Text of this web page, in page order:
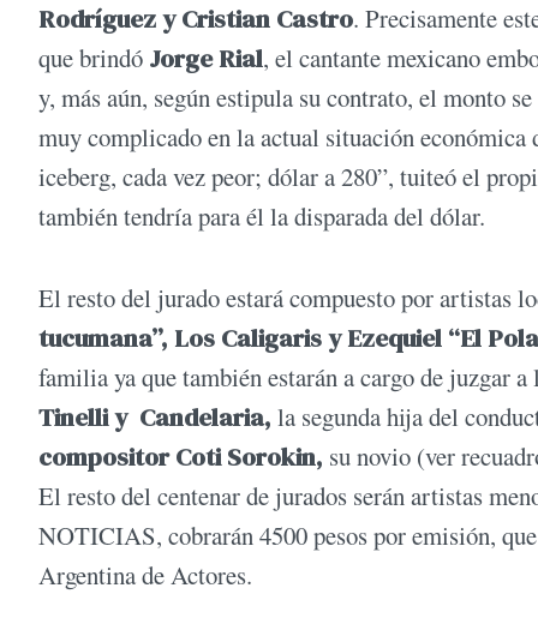
Rodríguez y Cristian Castro. Precisamente
que brindó Jorge Rial, el cantante mexicano
y, más aún, según estipula su contrato, el monto
muy complicado en la actual situación
iceberg, cada vez peor; dólar a 280”, tuiteó el
también tendría para él la disparada del dólar.
El resto del jurado estará compuesto por artistas
tucumana”, Los Caligaris y Ezequiel “El
familia ya que también estarán a cargo de
Tinelli y Candelaria, la segunda hija del
compositor Coti Sorokin, su novio (ver
El resto del centenar de jurados serán artistas
NOTICIAS, cobrarán 4500 pesos por emisión,
Argentina de Actores.